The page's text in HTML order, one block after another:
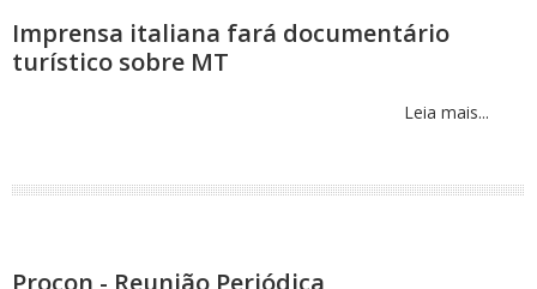
Imprensa italiana fará documentário
turístico sobre MT
Leia mais...
Procon - Reunião Periódica